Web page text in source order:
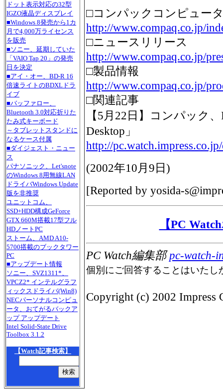
ドット表示対応の32型
IGZO液晶ディスプレイ
■Windows 8発売から1カ
月で4,000万ライセンス
を販売
■ソニー、延期していた
「VAIO Tap 20」の発売
日を決定
■アイ・オー、BD-R 16
倍速ライトのBDXLドラ
イブ
■バッファロー、
Bluetooth 3.0対応折りた
たみ式キーボード
～タブレットスタンドに
なるケース付属
■ダイジェスト・ニュー
ス
パナソニック、Let'snote
のWindows 8用無線LAN
ドライバWindows Update
版を非推奨
ユニットコム、
SSD+HDD構成GeForce
GTX 660M搭載17型フル
HDノートPC
ストーム、AMD A10-
5700搭載のブックタワー
PC
■アップデート情報
ソニー、SVZ1311*、
VPCZ2* インテルグラフ
ィックスドライバ(Win8)
NECパーソナルコンピュ
ータ、おてがるバックア
ップ アップデート
Intel Solid-State Drive
Toolbox 3.1.2
【Watch記事検索】
□コンパックコンピュー
http://www.compaq.co.jp/
□ニュースリリース
http://www.compaq.co.jp/
□製品情報
http://www.compaq.co.jp/
□関連記事
【5月22日】コンパック
Desktop」
http://
(2002年10月9日)
[Reported by yosida-
【PC
PC Watch編集部pc-watch-
個別にご回答することはいたし
Copyright (c) 2002 Impress